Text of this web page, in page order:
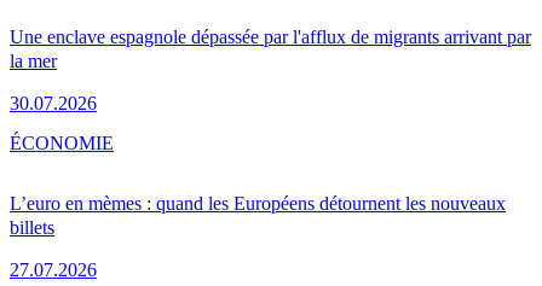
Une enclave espagnole dépassée par l'afflux de migrants arrivant par
la mer
30.07.2026
L’euro en mèmes : quand les Européens détournent les nouveaux
billets
27.07.2026
ÉCONOMIE